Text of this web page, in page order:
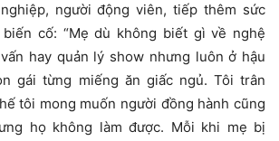
người động viên, tiếp thêm sức
biến cố: “Mẹ dù không biết gì về nghệ
hay quản lý show nhưng luôn ở hậu
gái từng miếng ăn giấc ngủ. Tôi trân
tôi mong muốn người đồng hành cũng
họ không làm được. Mỗi khi mẹ bị